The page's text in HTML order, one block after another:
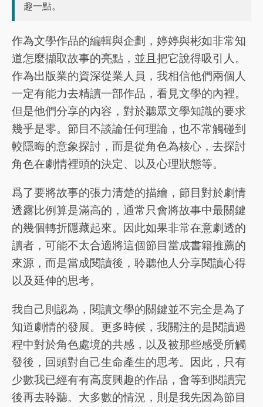
趣一點。
作為文學作品的編輯與企劃，婷婷與彬如非常知
道怎麼擷取故事的亮點，並且把它說得吸引人。
作為出版業的資深從業人員，我相信他們兩個人
一定有能力去精讀一部作品，看見文學的內裡。
但是他們分享的內容，對於聽眾文學知識的要求
幾乎是零。節目不談論任何理論，也不常觸碰到
較隱晦的意象探討，而是從角色為核心，去探討
角色在劇情裡頭的決定、以及心理狀態等。
爲了要將故事的張力清楚的描繪，節目對於劇情
透露比例算是滿高的，通常只會將故事中最關鍵
的幾個轉折隱藏起來。因此如果非常在意劇透的
讀者，可能不太合適將這個節目當成書籍推薦的
來源，而是當成閱讀後，聆聽他人分享閱讀心得
以及延伸的思考。
我自己則認為，閱讀文學的關鍵並不完全是為了
知道劇情的發展。更多時候，我關注的是閱讀過
程中對於角色處境的共感，以及被那些感受所觸
發後，回頭對自己生命產生的思考。因此，只有
少數我已經有有高度興趣的作品，會等到閱讀完
後再去聆聽。大多數的情況，則是我先因為節目